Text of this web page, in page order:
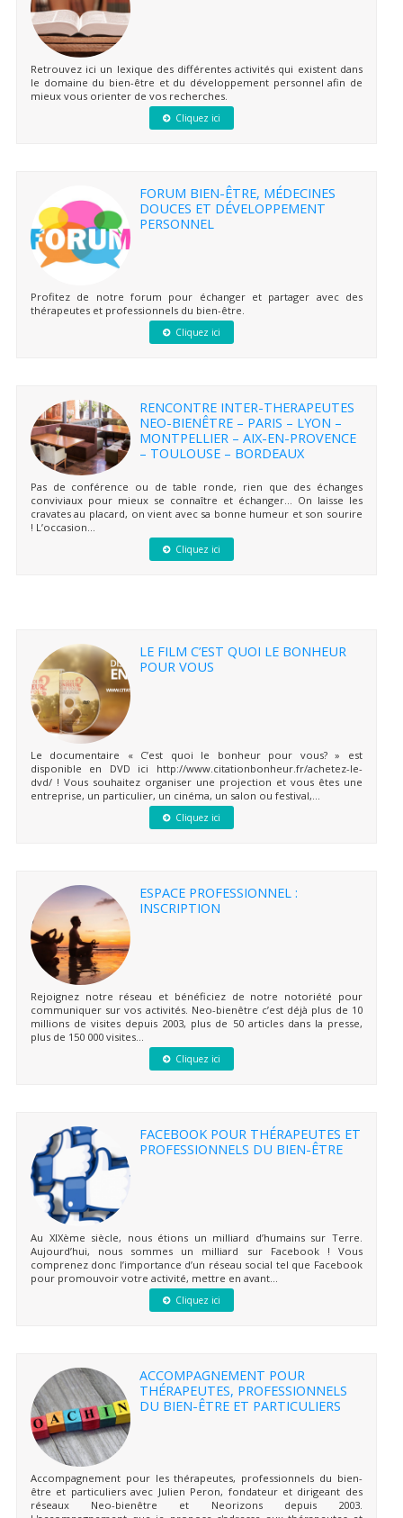
Retrouvez ici un lexique des différentes activités qui existent dans
le domaine du bien-être et du développement personnel afin de
mieux vous orienter de vos recherches.
Cliquez ici
FORUM BIEN-ÊTRE, MÉDECINES
DOUCES ET DÉVELOPPEMENT
PERSONNEL
Profitez de notre forum pour échanger et partager avec des
thérapeutes et professionnels du bien-être.
Cliquez ici
RENCONTRE INTER-THERAPEUTES
NEO-BIENÊTRE – PARIS – LYON –
MONTPELLIER – AIX-EN-PROVENCE
– TOULOUSE – BORDEAUX
Pas de conférence ou de table ronde, rien que des échanges
conviviaux pour mieux se connaître et échanger… On laisse les
cravates au placard, on vient avec sa bonne humeur et son sourire
! L’occasion...
Cliquez ici
LE FILM C’EST QUOI LE BONHEUR
POUR VOUS
Le documentaire « C’est quoi le bonheur pour vous? » est
disponible en DVD ici http://www.citationbonheur.fr/achetez-le-
dvd/ ! Vous souhaitez organiser une projection et vous êtes une
entreprise, un particulier, un cinéma, un salon ou festival,...
Cliquez ici
ESPACE PROFESSIONNEL :
INSCRIPTION
Rejoignez notre réseau et bénéficiez de notre notoriété pour
communiquer sur vos activités. Neo-bienêtre c’est déjà plus de 10
millions de visites depuis 2003, plus de 50 articles dans la presse,
plus de 150 000 visites...
Cliquez ici
FACEBOOK POUR THÉRAPEUTES ET
PROFESSIONNELS DU BIEN-ÊTRE
Au XIXème siècle, nous étions un milliard d’humains sur Terre.
Aujourd’hui, nous sommes un milliard sur Facebook ! Vous
comprenez donc l’importance d’un réseau social tel que Facebook
pour promouvoir votre activité, mettre en avant...
Cliquez ici
ACCOMPAGNEMENT POUR
THÉRAPEUTES, PROFESSIONNELS
DU BIEN-ÊTRE ET PARTICULIERS
Accompagnement pour les thérapeutes, professionnels du bien-
être et particuliers avec Julien Peron, fondateur et dirigeant des
réseaux Neo-bienêtre et Neorizons depuis 2003.